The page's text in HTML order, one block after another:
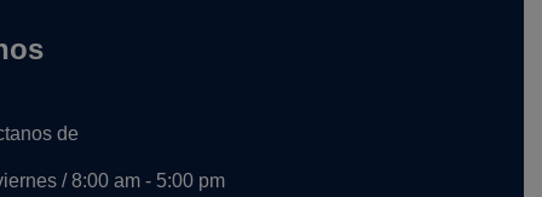
de
/ 8:00 am - 5:00 pm